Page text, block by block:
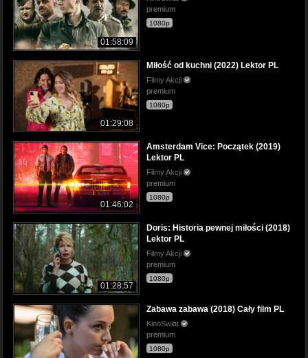
01:58:09
premium
1080p
01:29:08
Miłość od kuchni (2022) Lektor PL
Filmy Akcji
premium
1080p
01:46:02
Amsterdam Vice: Początek (2019)
Lektor PL
Filmy Akcji
premium
1080p
01:28:57
Doris: Historia pewnej miłości (2018)
Lektor PL
Filmy Akcji
premium
1080p
Zabawa zabawa (2018) Cały film PL
KinoSwiat
premium
1080p